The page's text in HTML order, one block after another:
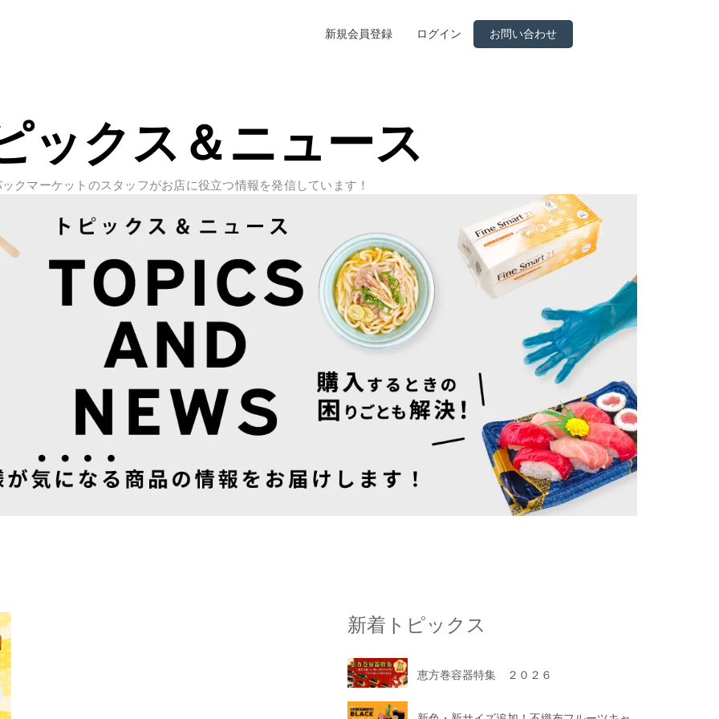
新規会員登録 ログイン お問い合わせ
ックス＆ニュース
クマーケットのスタッフがお店に役立つ情報を発信しています！
新着トピックス
恵方巻容器特集 ２０２６